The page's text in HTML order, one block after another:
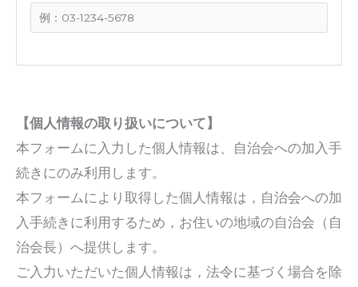
【個人情報の取り扱いについて】
本フォームに入力した個人情報は、自治会への加入手
続きにのみ利用します。
本フォームにより取得した個人情報は，自治会への加
入手続きに利用するため，お住いの地域の自治会（自
治会長）へ提供します。
ご入力いただいた個人情報は，法令に基づく場合を除